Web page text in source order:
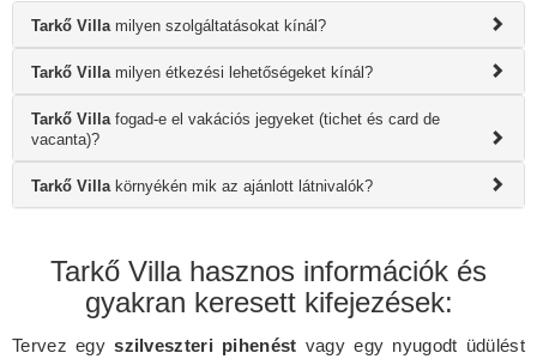
Tarkő Villa milyen szolgáltatásokat kínál?
Tarkő Villa milyen étkezési lehetőségeket kínál?
Tarkő Villa fogad-e el vakációs jegyeket (tichet és card de
vacanta)?
Tarkő Villa környékén mik az ajánlott látnivalók?
Tarkő Villa hasznos információk és
gyakran keresett kifejezések:
Tervez egyszilveszteri pihenést vagy egy nyugodt üdülést